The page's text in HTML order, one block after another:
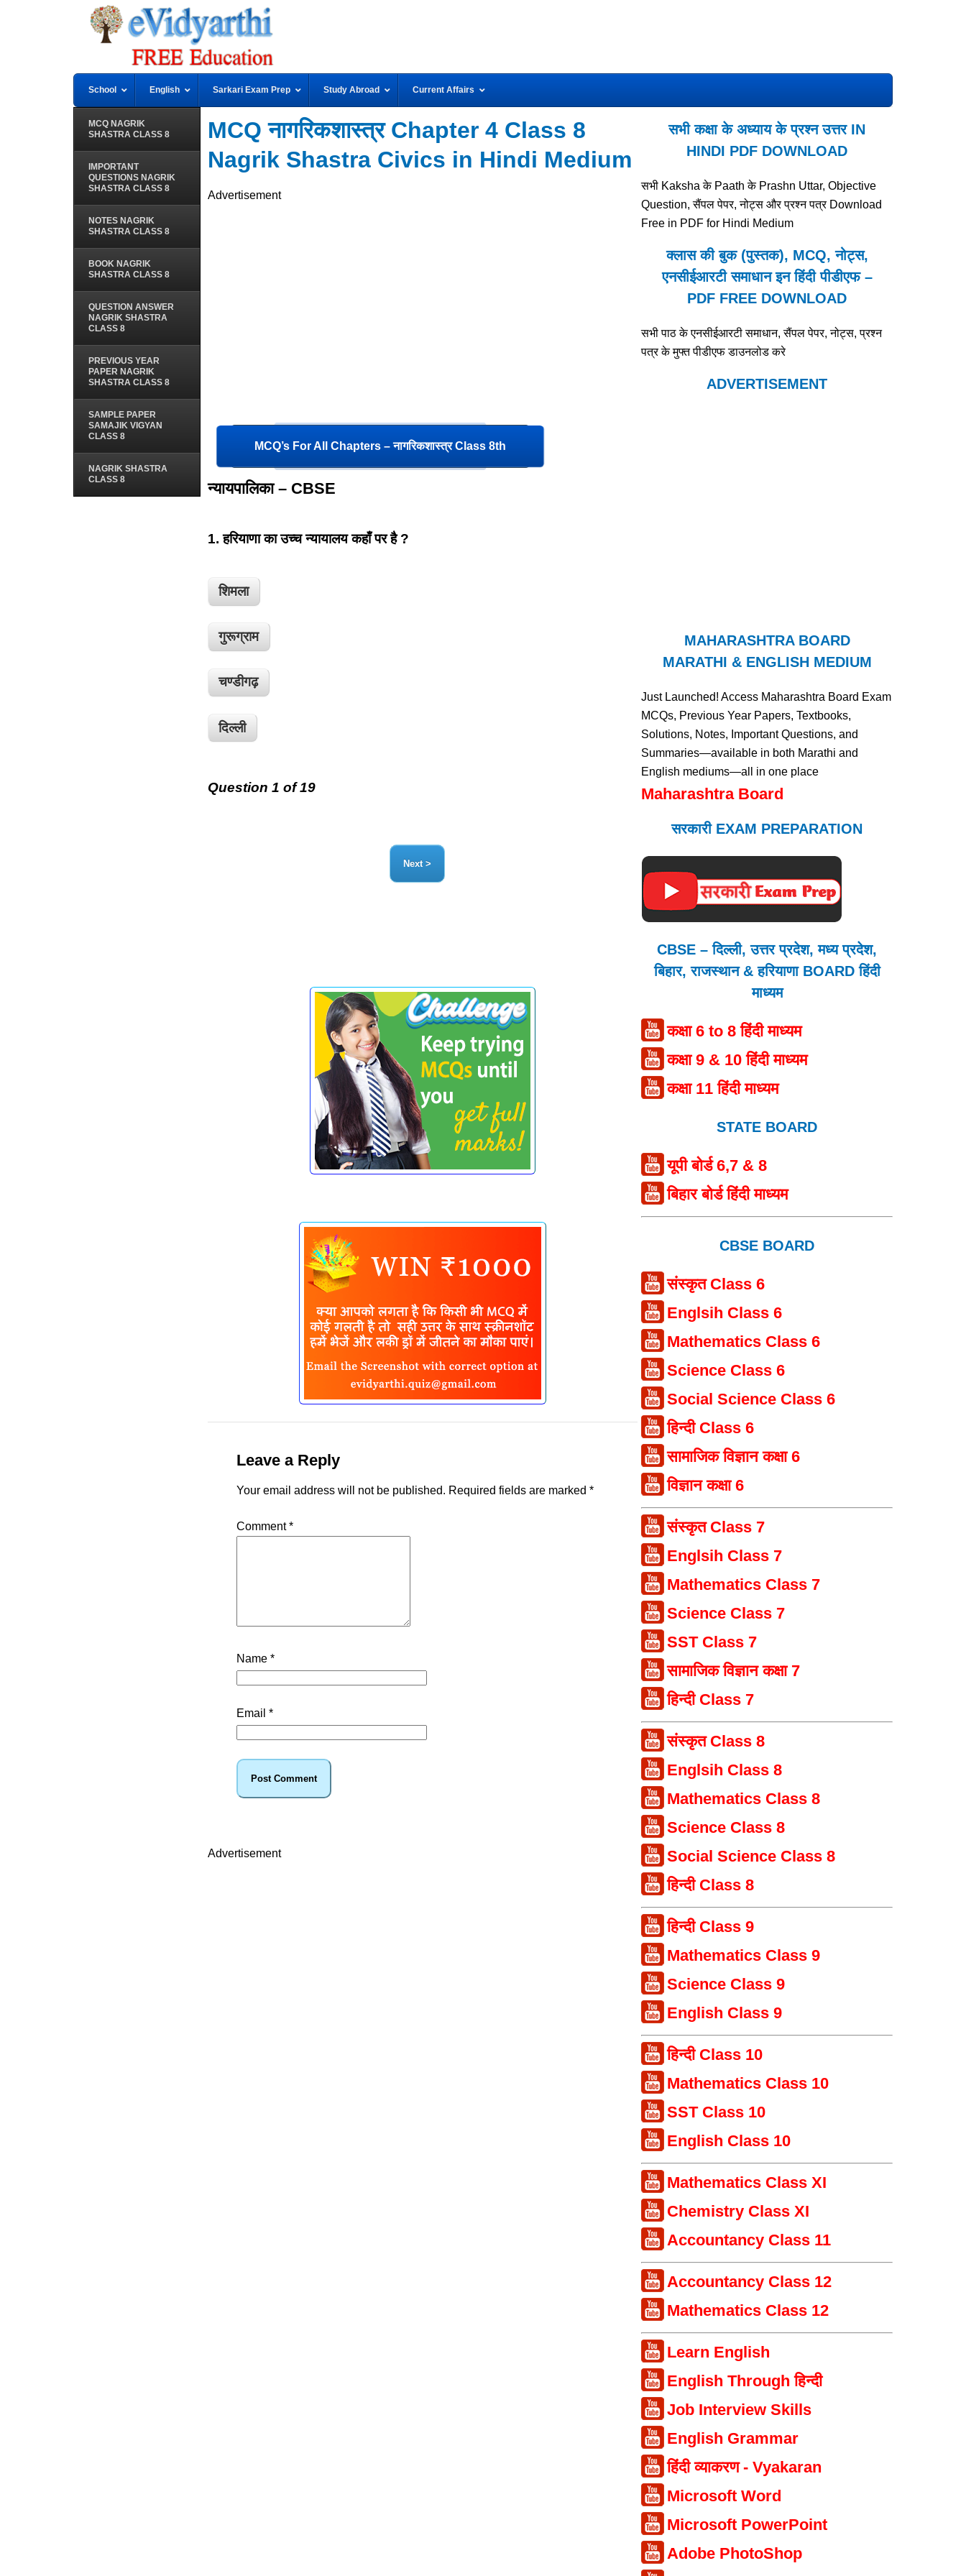
School English Sarkari Exam Prep Study Abroad Current Affairs
MCQ NAGRIK
SHASTRA CLASS 8
IMPORTANT
QUESTIONS NAGRIK
SHASTRA CLASS 8
NOTES NAGRIK
SHASTRA CLASS 8
BOOK NAGRIK
SHASTRA CLASS 8
QUESTION ANSWER
NAGRIK SHASTRA
CLASS 8
PREVIOUS YEAR
PAPER NAGRIK
SHASTRA CLASS 8
SAMPLE PAPER
SAMAJIK VIGYAN
CLASS 8
NAGRIK SHASTRA
CLASS 8
MCQ नागरिकशास्त्र Chapter 4 Class 8
Nagrik Shastra Civics in Hindi Medium
Advertisement
MCQ’s For All Chapters – नागरिकशास्त्र Class 8th
न्यायपालिका – CBSE
1.हरियाणा का उच्च न्यायालय कहाँ पर है ?
शिमला
गुरूग्राम
चण्डीगढ़
दिल्ली
Question 1 of 19
Leave a Reply
Your email address will not be published. Required fields are marked *
Comment*
Name *
Email *
Advertisement
सभी कक्षा के अध्याय के प्रश्न उत्तर IN
HINDI PDF DOWNLOAD
सभी Kaksha के Paath के Prashn Uttar, Objective
Question, सैंपल पेपर, नोट्स और प्रश्न पत्र Download
Free in PDF for Hindi Medium
क्लास की बुक (पुस्तक), MCQ, नोट्स,
एनसीईआरटी समाधान इन हिंदी पीडीएफ –
PDF FREE DOWNLOAD
सभी पाठ के एनसीईआरटी समाधान, सैंपल पेपर, नोट्स, प्रश्न
पत्र के मुफ्त पीडीएफ डाउनलोड करे
ADVERTISEMENT
MAHARASHTRA BOARD
MARATHI & ENGLISH MEDIUM
Just Launched! Access Maharashtra Board Exam
MCQs, Previous Year Papers, Textbooks,
Solutions, Notes, Important Questions, and
Summaries—available in both Marathi and
English mediums—all in one place
Maharashtra Board
सरकारी EXAM PREPARATION
CBSE – दिल्ली, उत्तर प्रदेश, मध्य प्रदेश,
बिहार, राजस्थान & हरियाणा BOARD हिंदी
माध्यम
कक्षा 6 to 8 हिंदी माध्यम
कक्षा 9 & 10 हिंदी माध्यम
कक्षा 11 हिंदी माध्यम
STATE BOARD
यूपी बोर्ड 6,7 & 8
बिहार बोर्ड हिंदी माध्यम
CBSE BOARD
संस्कृत Class 6
Englsih Class 6
Mathematics Class 6
Science Class 6
Social Science Class 6
हिन्दी Class 6
सामाजिक विज्ञान कक्षा 6
विज्ञान कक्षा 6
संस्कृत Class 7
Englsih Class 7
Mathematics Class 7
Science Class 7
SST Class 7
सामाजिक विज्ञान कक्षा 7
हिन्दी Class 7
संस्कृत Class 8
Englsih Class 8
Mathematics Class 8
Science Class 8
Social Science Class 8
हिन्दी Class 8
हिन्दी Class 9
Mathematics Class 9
Science Class 9
English Class 9
हिन्दी Class 10
Mathematics Class 10
SST Class 10
English Class 10
Mathematics Class XI
Chemistry Class XI
Accountancy Class 11
Accountancy Class 12
Mathematics Class 12
Learn English
English Through हिन्दी
Job Interview Skills
English Grammar
हिंदी व्याकरण - Vyakaran
Microsoft Word
Microsoft PowerPoint
Adobe PhotoShop